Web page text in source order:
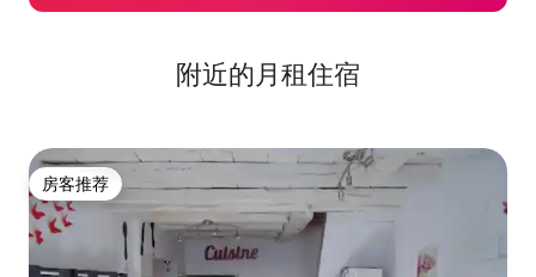
附近的月租住宿
房客推荐
房客推荐